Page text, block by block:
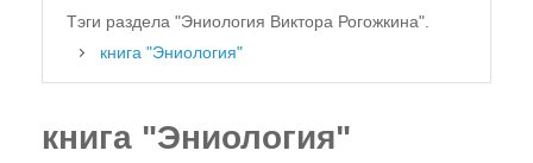
Книга
Обучение
Представители
Тэги раздела "Эниология Виктора Рогожкина".
книга "Эниология"
книга "Эниология"